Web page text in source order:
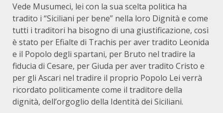
Vede Musumeci, lei con la sua scelta politica ha
tradito i “Siciliani per bene” nella loro Dignità e come
tutti i traditori ha bisogno di una giustificazione, così
è stato per Efialte di Trachis per aver tradito Leonida
e il Popolo degli spartani, per Bruto nel tradire la
fiducia di Cesare, per Giuda per aver tradito Cristo e
per gli Ascari nel tradire il proprio Popolo Lei verrà
ricordato politicamente come il traditore della
dignità, dell’orgoglio della Identità dei Siciliani.